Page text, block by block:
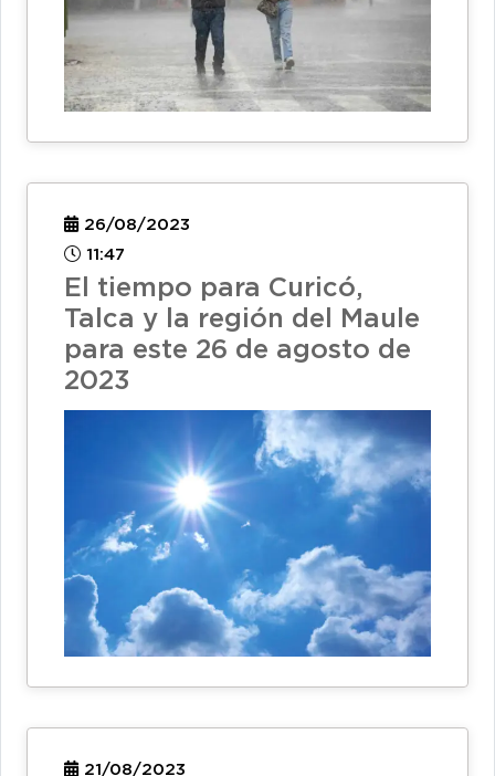
26/08/2023
11:47
El tiempo para Curicó,
Talca y la región del Maule
para este 26 de agosto de
2023
21/08/2023